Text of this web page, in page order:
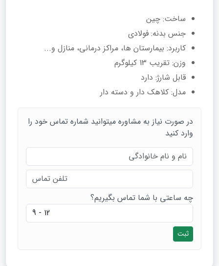
ساخت: چین
جنس بدنه: فولادی
کاربرد: بیمارستان ها، مراکز درمانی، منازل و...
وزن: تقریب 13 کیلوگرم
قابل شارژ: دارد
مدل: کلاهک دار و دسته دار
در صورت نیاز به مشاوره میتوانید شماره تماس خود را
وارد کنید
چه ساعتی با شما تماس بگیریم؟
ثبت